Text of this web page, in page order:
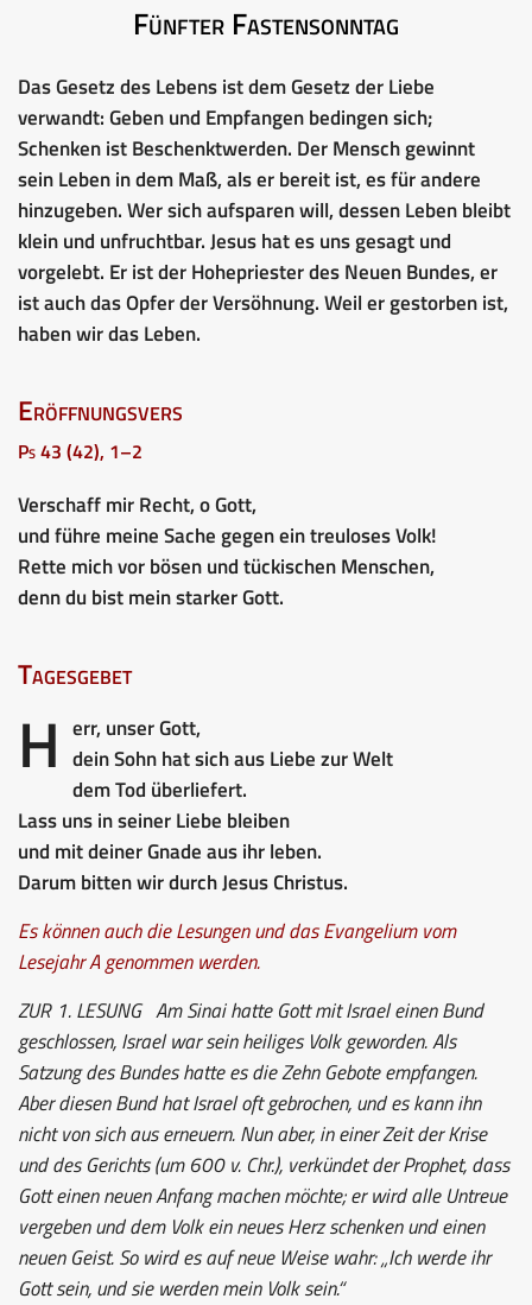
Fünfter Fastensonntag
Das Gesetz des Lebens ist dem Gesetz der Liebe
verwandt: Geben und Empfangen bedingen sich;
Schenken ist Beschenktwerden. Der Mensch gewinnt
sein Leben in dem Maß, als er bereit ist, es für andere
hinzugeben. Wer sich aufsparen will, dessen Leben bleibt
klein und unfruchtbar. Jesus hat es uns gesagt und
vorgelebt. Er ist der Hohepriester des Neuen Bundes, er
ist auch das Opfer der Versöhnung. Weil er gestorben ist,
haben wir das Leben.
Eröffnungsvers
Ps 43 (42), 1–2
Verschaff mir Recht, o Gott,
und führe meine Sache gegen ein treuloses Volk!
Rette mich vor bösen und tückischen Menschen,
denn du bist mein starker Gott.
Tagesgebet
H err, unser Gott,
dein Sohn hat sich aus Liebe zur Welt
dem Tod überliefert.
Lass uns in seiner Liebe bleiben
und mit deiner Gnade aus ihr leben.
Darum bitten wir durch Jesus Christus.
Es können auch die Lesungen und das Evangelium vom
Lesejahr A genommen werden.
ZUR 1. LESUNGAm Sinai hatte Gott mit Israel einen Bund
geschlossen, Israel war sein heiliges Volk geworden. Als
Satzung des Bundes hatte es die Zehn Gebote empfangen.
Aber diesen Bund hat Israel oft gebrochen, und es kann ihn
nicht von sich aus erneuern. Nun aber, in einer Zeit der Krise
und des Gerichts (um 600 v. Chr.), verkündet der Prophet, dass
Gott einen neuen Anfang machen möchte; er wird alle Untreue
vergeben und dem Volk ein neues Herz schenken und einen
neuen Geist. So wird es auf neue Weise wahr: „Ich werde ihr
Gott sein, und sie werden mein Volk sein.“